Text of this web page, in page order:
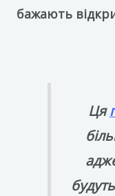
бажають
Ця